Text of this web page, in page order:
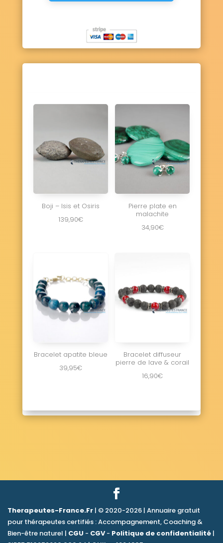
Boji – Isis et Osiris
139,90€
Pierre plate en
malachite
34,90€
Bracelet apatite bleue
39,95€
Bracelet diffuseur
pierre de lave & corail
16,90€
Therapeutes-France.Fr | © 2020-2026 | Annuaire gratuit
pour thérapeutes certifiés : Accompagnement, Coaching &
Bien-être naturel | CGU - CGV- Politique de confidentialité |